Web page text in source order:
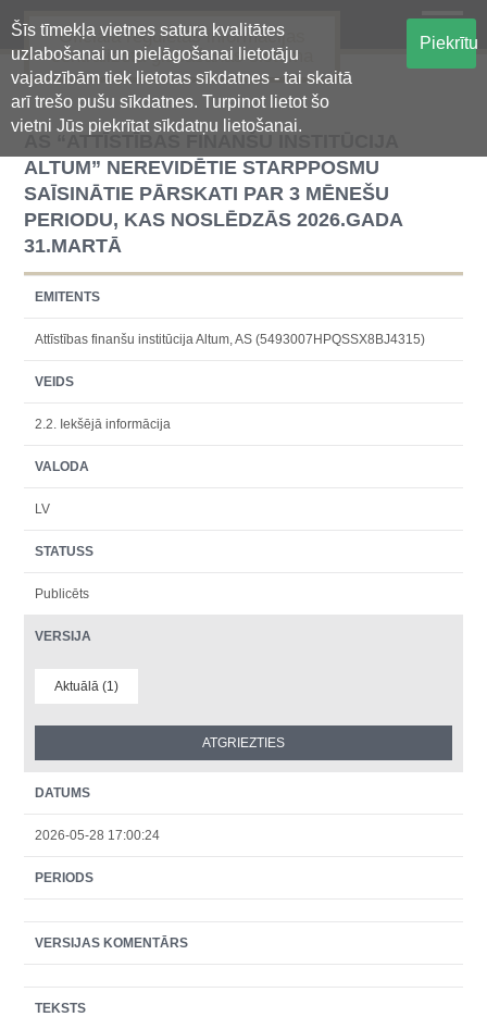
Šīs tīmekļa vietnes satura kvalitātes
uzlabošanai un pielāgošanai lietotāju
vajadzībām tiek lietotas sīkdatnes - tai skaitā
arī trešo pušu sīkdatnes. Turpinot lietot šo
vietni Jūs piekrītat sīkdatņu lietošanai.
Piekrītu
Oficiālā regulētās informācijas
centralizētā glabāšanas sistēma
AS “ATTĪSTĪBAS FINANŠU INSTITŪCIJA
ALTUM” NEREVIDĒTIE STARPPOSMU
SAĪSINĀTIE PĀRSKATI PAR 3 MĒNEŠU
PERIODU, KAS NOSLĒDZĀS 2026.GADA
31.MARTĀ
EMITENTS
Attīstības finanšu institūcija Altum, AS (5493007HPQSSX8BJ4315)
VEIDS
2.2. Iekšējā informācija
VALODA
LV
STATUSS
Publicēts
VERSIJA
Aktuālā (1)
DATUMS
2026-05-28 17:00:24
PERIODS
VERSIJAS KOMENTĀRS
TEKSTS